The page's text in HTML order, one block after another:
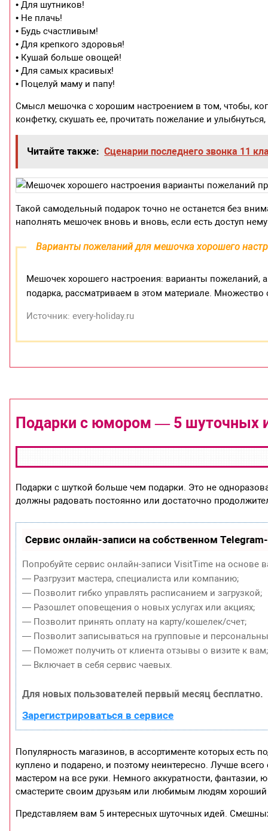
• Для шутников!
• Не плачь!
• Будь счастливым!
• Для крепкого здоровья!
• Кушай больше овощей!
• Для самых красивых!
• Поцелуй маму и папу!
Смысл мешочка с хорошим настроением в том, чтобы,
конфетку, скушать ее, прочитать пожелание и
Читайте также: Сценарии последнего звонка 11
Такой самодельный подарок точно не останется без
наполнять мешочек вновь и вновь, если есть доступ
Варианты пожеланий для мешочка хорошего
Мешочек хорошего настроения: варианты пожеланий,
подарка, рассматриваем в этом материале.
Источник: every-holiday.ru
Подарки с юмором — 5 шуточных
Подарки с шуткой больше чем подарки. Это не
должны радовать постоянно или достаточно
Сервис онлайн-записи на собственном
Попробуйте сервис онлайн-записи VisitTime на основе
— Разгрузит мастера, специалиста или компанию;
— Позволит гибко управлять расписанием и загрузкой;
— Разошлет оповещения о новых услугах или акциях;
— Позволит принять оплату на карту/кошелек/счет;
— Позволит записываться на групповые и
— Поможет получить от клиента отзывы о визите к вам;
— Включает в себя сервис чаевых.
Для новых пользователей первый месяц бесплатно.
Зарегистрироваться в сервисе
Популярность магазинов, в ассортименте которых есть
куплено и подарено, и поэтому неинтересно. Лучше
мастером на все руки. Немного аккуратности,
смастерите своим друзьям или любимым людям
Представляем вам 5 интересных шуточных идей.